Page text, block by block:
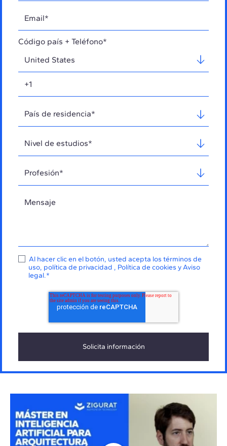
Código país + Teléfono*
Al hacer clic en el botón, usted acepta los términos de
uso, política de privacidad , Política de cookies yAviso
legal.*